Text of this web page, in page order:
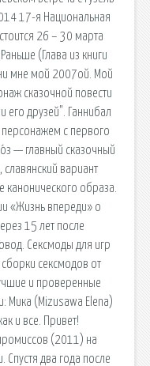
17-я Национальная
26 – 30 марта
(Глава из книги
мне мой 2007ой. Мой
сказочной повести
его друзей". Ганнибал
с первого
— главный сказочный
вариант
канонического образа.
«Жизнь впереди» о
15 лет после
Сексмоды для игр
сексмодов от
и проверенные
(Mizusawa Elena)
и все. Привет!
(2011) на
два года после